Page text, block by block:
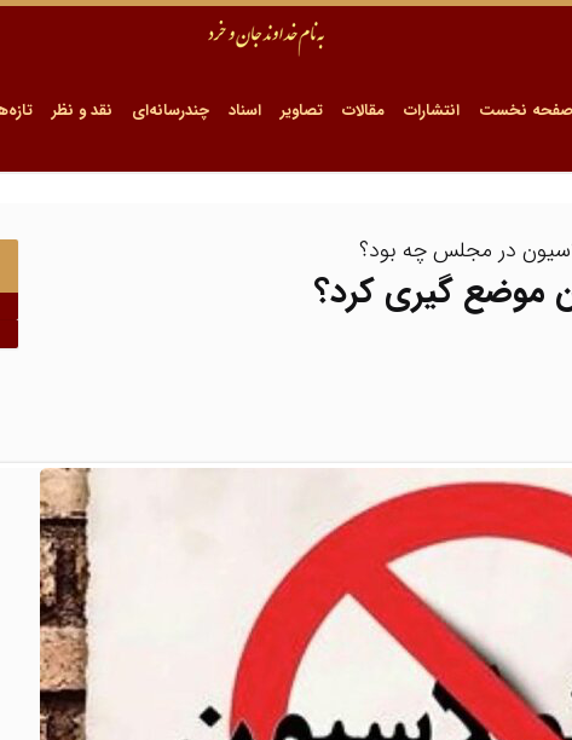
صفحه نخست انتشارات مقالات تصاویر اسناد چندرسانه‌ای نقد و نظر
در مجلس چه بود؟
موضع گیری کرد؟